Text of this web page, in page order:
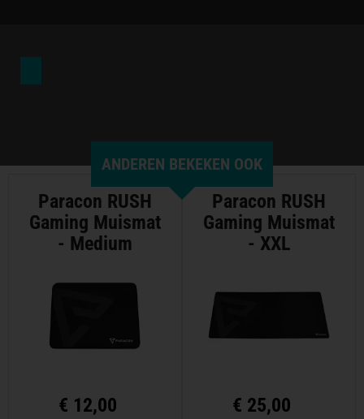
ANDEREN BEKEKEN OOK
Paracon RUSH
Gaming Muismat
- Medium
€ 12,00
Paracon RUSH
Gaming Muismat
- XXL
€ 25,00